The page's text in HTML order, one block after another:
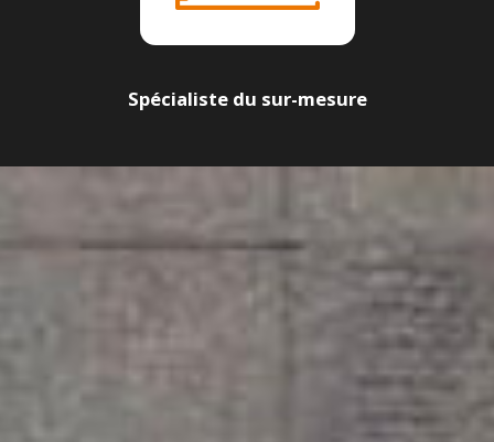
Spécialiste du sur-mesure